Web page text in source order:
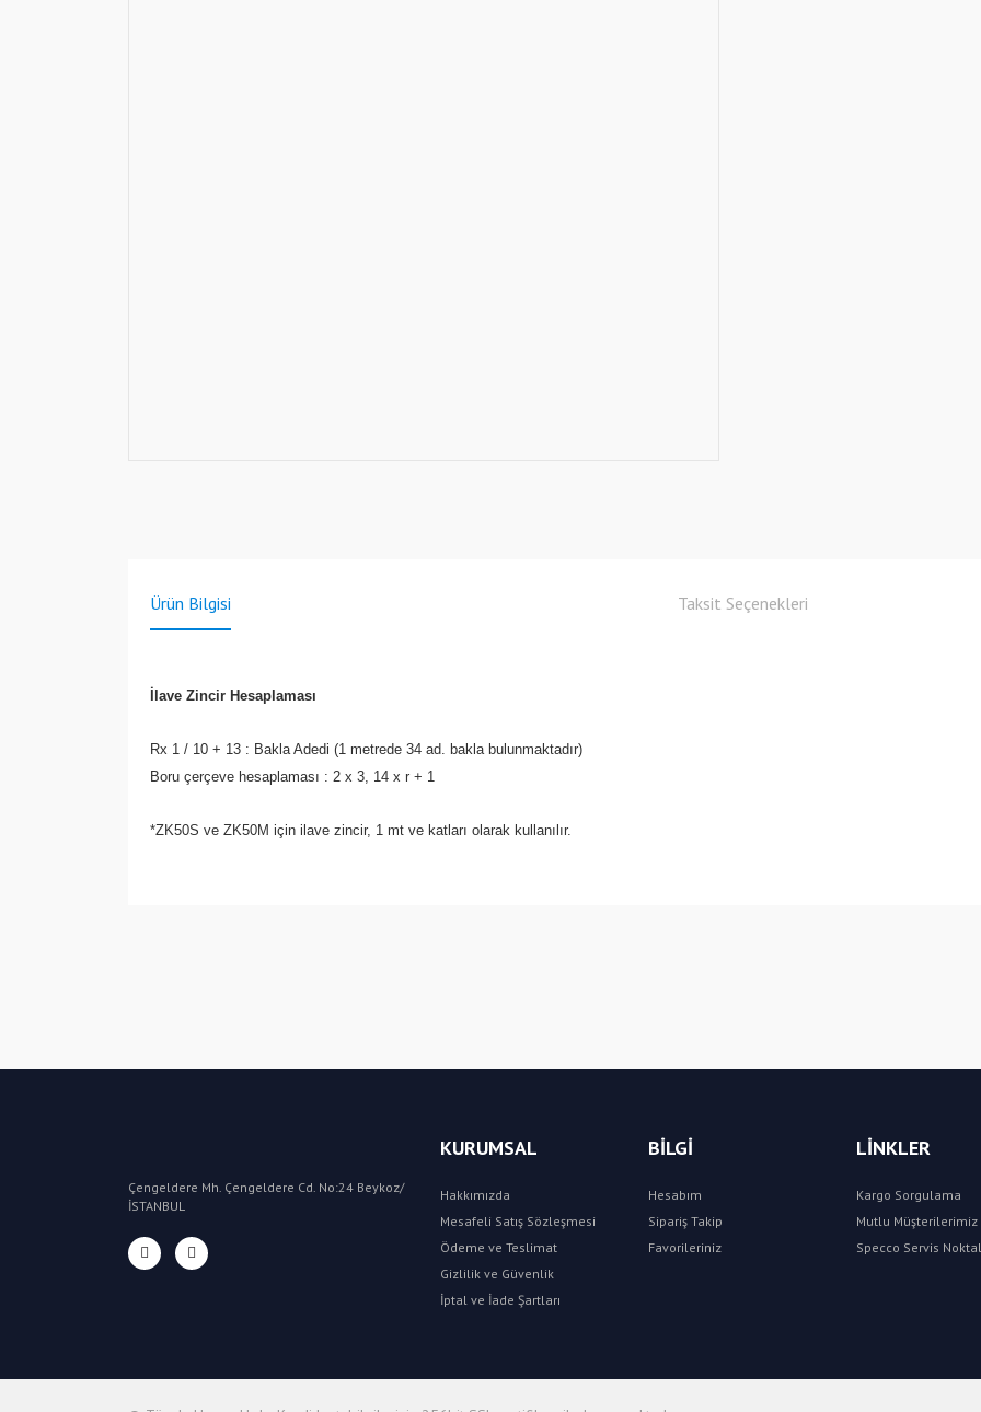
Ürün Bilgisi Taksit Seçenekleri
İlave Zincir Hesaplaması
Rx 1 / 10 + 13 : Bakla Adedi (1 metrede 34 ad. bakla bulunmaktadır)
Boru çerçeve hesaplaması : 2 x 3, 14 x r + 1
*ZK50S ve ZK50M için ilave zincir, 1 mt ve katları olarak kullanılır.
Çengeldere Mh. Çengeldere Cd. No:24 Beykoz/
İSTANBUL
KURUMSAL
Hakkımızda
Mesafeli Satış Sözleşmesi
Ödeme ve Teslimat
Gizlilik ve Güvenlik
İptal ve İade Şartları
BİLGİ
Hesabım
Sipariş Takip
Favorileriniz
LİNKLER
Kargo Sorgulama
Mutlu Müşterilerimiz
Specco Servis